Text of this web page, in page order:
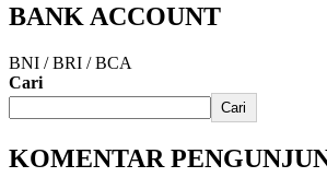
BANK ACCOUNT
BNI / BRI / BCA
Cari
Cari
KOMENTAR